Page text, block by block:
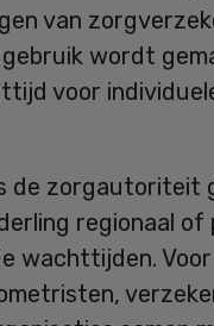
van
wordt
voor
de zorgautoriteit
regionaal of
wachttijden.